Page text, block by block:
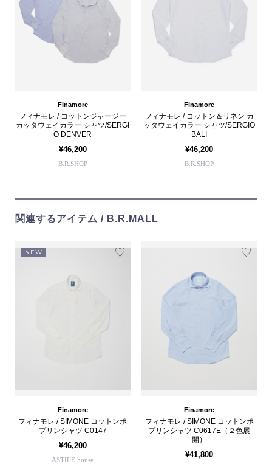
Finamore
フィナモレ / コットンジャージー
カッタウェイカラー シャツ/SERGI
O DENVER
¥46,200
B.R.SHOP
Finamore
フィナモレ / コットン＆リネン カ
ッタウェイカラー シャツ/SERGIO
BALI
¥46,200
B.R.SHOP
関連するアイテム / B.R.MALL
NEW
Finamore
フィナモレ / SIMONE コットンポ
プリンシャツ C0147
¥46,200
ASTILE house
Finamore
フィナモレ / SIMONE コットンポ
プリンシャツ C0617E（２色展
開）
¥41,800